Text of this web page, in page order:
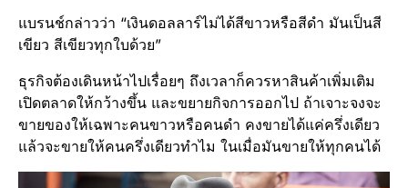
แบรนช์กล่าวว่า “เงินดอลลาร์ไม่ได้สีขาวหรือสีดำ มันเป็นสี
เขียว สีเขียวทุกใบด้วย”
ธุรกิจต้องเดินหน้าไปเรื่อยๆ ถึงเวลาก็ควรหาสินค้าเพิ่มเติม
เปิดตลาดให้กว้างขึ้น และขยายกิจการออกไป ถ้าเจาะจงจะ
ขายของให้เฉพาะคนขาวหรือคนดำ คงขายได้แค่ครึ่งเดียว
แล้วจะขายให้คนครึ่งเดียวทำไม ในเมื่อมันขายให้ทุกคนได้